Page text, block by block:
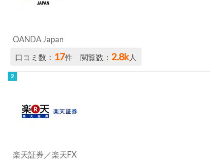
OANDA Japan
口コミ数： 17件 閲覧数：2.8k人
楽天証券／楽天FX